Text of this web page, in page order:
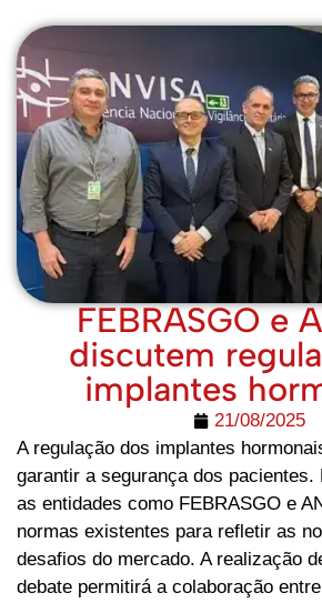
FEBRASGO e
discutem
implantes
21/08/2025
A regulação dos implantes
garantir a segurança dos pacientes.
as entidades como FEBRASGO e
normas existentes para refletir as
desafios do mercado. A realização
debate permitirá a colaboração